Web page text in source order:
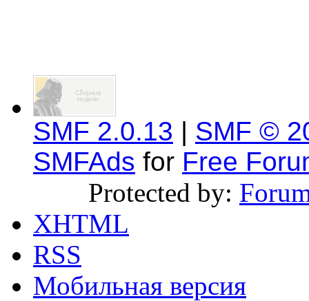
SMF 2.0.13 | SMF ©
SMFAds for Free
Protected by:
XHTML
RSS
Мобильная версия